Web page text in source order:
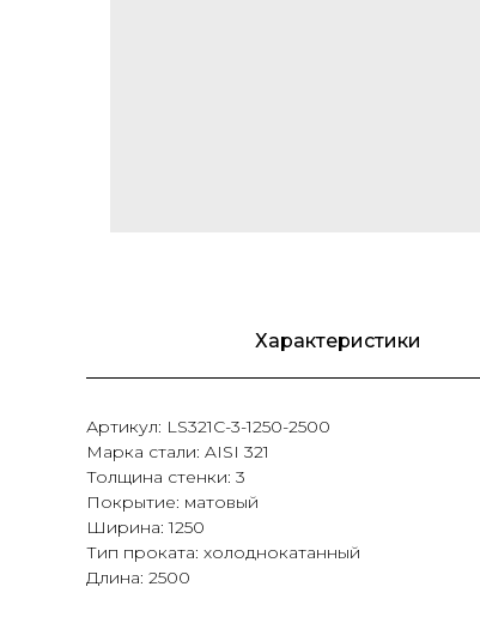
Характеристики
Артикул: LS321C-3-1250-2500
Марка стали: AISI 321
Толщина стенки: 3
Покрытие: матовый
Ширина: 1250
Тип проката: холоднокатанный
Длина: 2500